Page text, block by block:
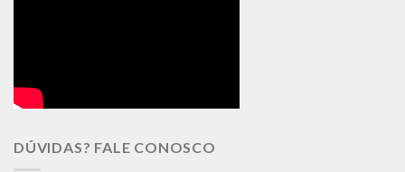
DÚVIDAS? FALE CONOSCO